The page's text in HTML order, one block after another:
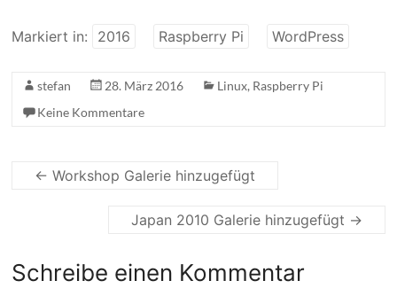
Markiert in: 2016 Raspberry Pi WordPress
stefan 28. März 2016 Linux, Raspberry Pi
Keine Kommentare
← Workshop Galerie hinzugefügt
Japan 2010 Galerie hinzugefügt →
Schreibe einen Kommentar